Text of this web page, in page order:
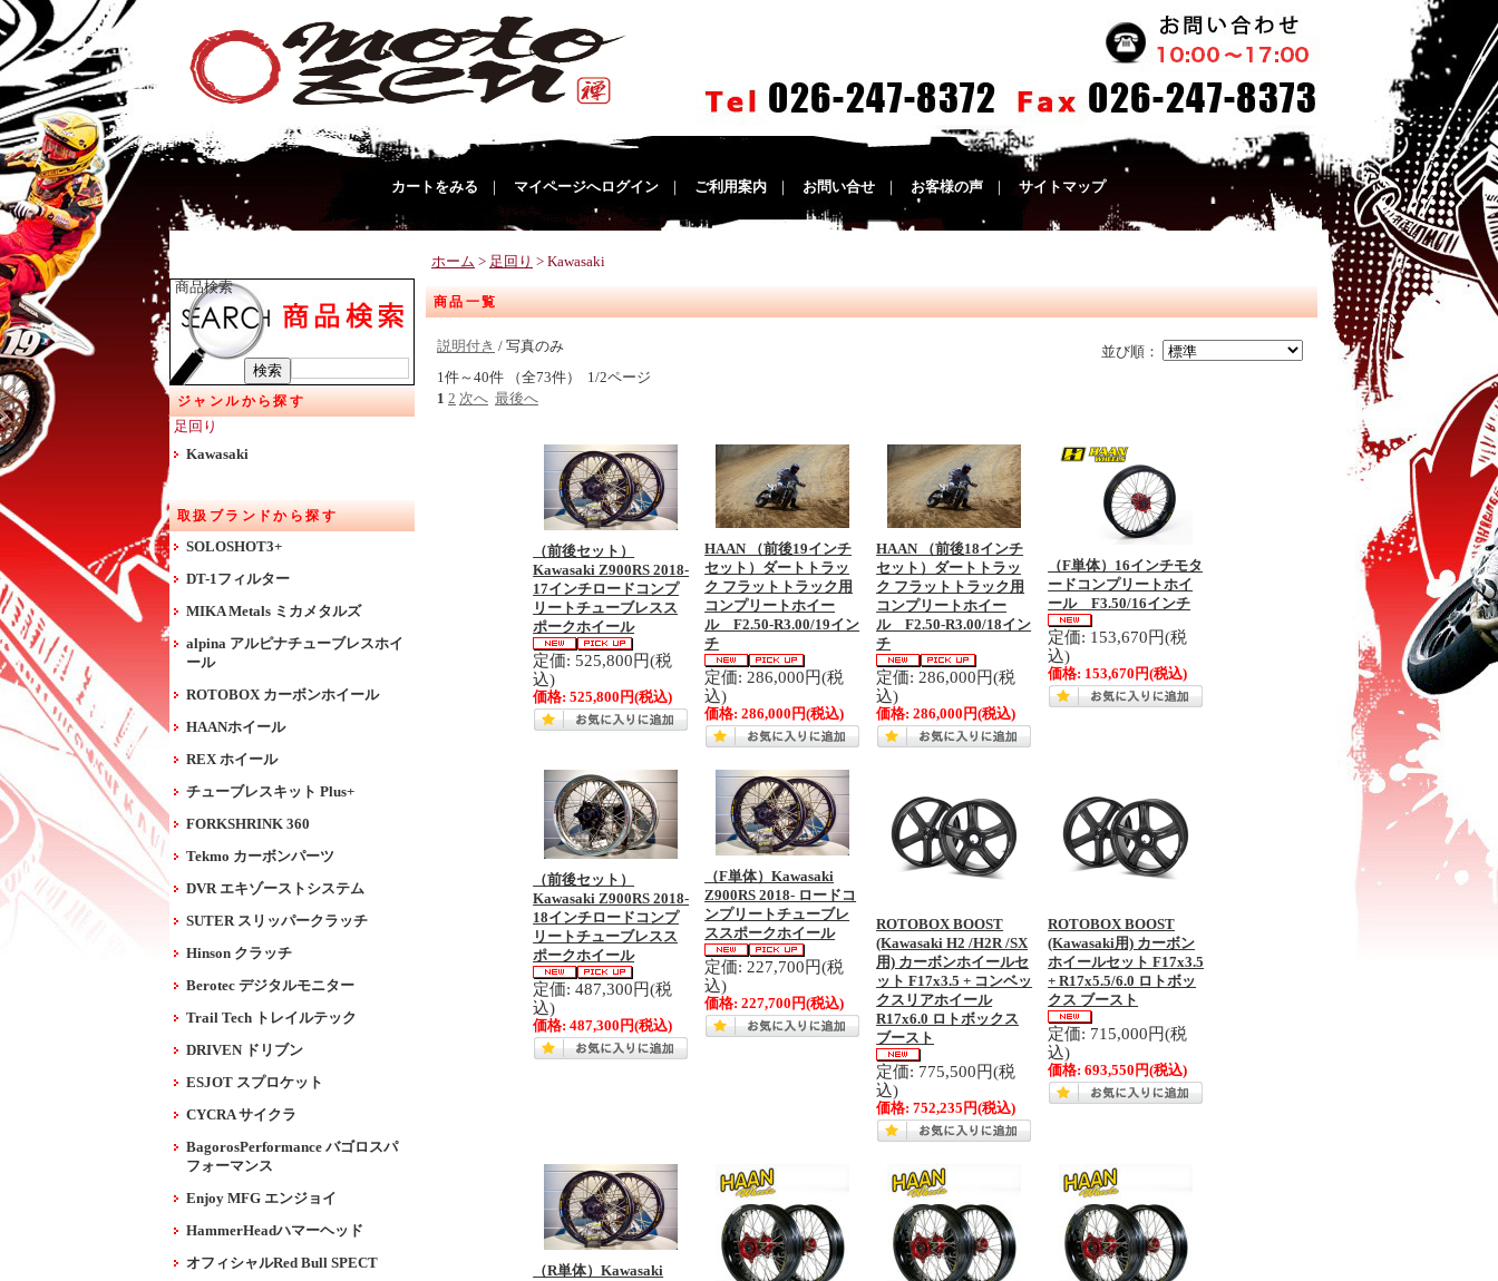
カートをみる マイページへログイン ご利用案内 お問い合せ お客様の声 サイトマップ
商品検索
ジャンルから探す
足回り
Kawasaki
取扱ブランドから探す
SOLOSHOT3+
DT-1フィルター
MIKA Metals ミカメタルズ
alpina アルピナチューブレスホイ
ール
ROTOBOX カーボンホイール
HAANホイール
REX ホイール
チューブレスキット Plus+
FORKSHRINK 360
Tekmo カーボンパーツ
DVR エキゾーストシステム
SUTER スリッパークラッチ
Hinson クラッチ
Berotec デジタルモニター
Trail Tech トレイルテック
DRIVEN ドリブン
ESJOT スプロケット
CYCRA サイクラ
BagorosPerformance バゴロスパ
フォーマンス
Enjoy MFG エンジョイ
HammerHeadハマーヘッド
オフィシャルRed Bull SPECT
ホーム > 足回り > Kawasaki
商品一覧
並び順：
説明付き / 写真のみ
1件～40件 （全73件） 1/2ページ
1 2 次へ 最後へ
（前後セット）
Kawasaki Z900RS 2018-
17インチロードコンプ
リートチューブレスス
ポークホイール
定価: 525,800円(税
込)
価格:525,800円(税込)
HAAN （前後19インチ
セット）ダートトラッ
ク フラットトラック用
コンプリートホイー
ル F2.50-R3.00/19イン
チ
定価: 286,000円(税
込)
価格:286,000円(税込)
HAAN （前後18インチ
セット）ダートトラッ
ク フラットトラック用
コンプリートホイー
ル F2.50-R3.00/18イン
チ
定価: 286,000円(税
込)
価格:286,000円(税込)
（F単体）16インチモタ
ードコンプリートホイ
ール F3.50/16インチ
定価: 153,670円(税
込)
価格: 153,670円(税込)
（前後セット）
Kawasaki Z900RS 2018-
18インチロードコンプ
リートチューブレスス
ポークホイール
定価: 487,300円(税
込)
価格:487,300円(税込)
（F単体）Kawasaki
Z900RS 2018- ロードコ
ンプリートチューブレ
ススポークホイール
定価: 227,700円(税
込)
価格:227,700円(税込)
ROTOBOX BOOST
(Kawasaki H2 /H2R /SX
用) カーボンホイールセ
ット F17x3.5 + コンベッ
クスリアホイール
R17x6.0 ロトボックス
ブースト
定価: 775,500円(税
込)
価格:752,235円(税込)
ROTOBOX BOOST
(Kawasaki用) カーボン
ホイールセット F17x3.5
+ R17x5.5/6.0 ロトボッ
クス ブースト
定価: 715,000円(税
込)
価格:693,550円(税込)
（R単体）Kawasaki